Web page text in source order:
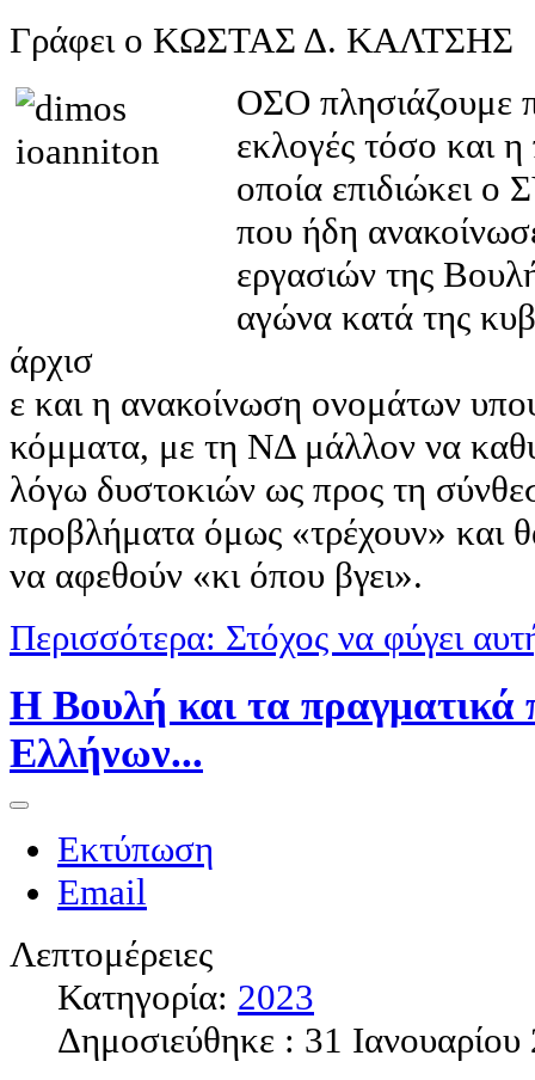
Γράφει ο ΚΩΣΤΑΣ Δ. ΚΑΛΤΣΗΣ
ΟΣΟ πλησιάζουμε
εκλογές τόσο και
οποία επιδιώκει
που ήδη
εργασιών της
αγώνα κατά της
άρχισ
ε και η ανακοίνωση ονομάτων
κόμματα, με τη ΝΔ μάλλον να
λόγω δυστοκιών ως προς τη
προβλήματα όμως «τρέχουν» και
να αφεθούν «κι όπου βγει».
Περισσότερα: Στόχος να φύγει
Η Βουλή και τα πραγματικά
Ελλήνων...
Εκτύπωση
Email
Λεπτομέρειες
Κατηγορία: 2023
Δημοσιεύθηκε : 31 Ιανουαρίου